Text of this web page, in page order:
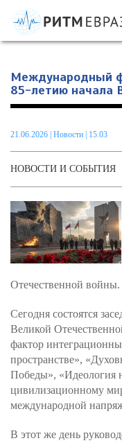
Информационно-
проблемам интеграции на
Международный
85-летию начала
21.06.2026 Новости | 15.03
НОВОСТИ И СОБЫТИЯ
Отечественной войны.
Сегодня состоятся
Великой
фактор
пространстве»,
Победы», «Идеология
цивилизационному
международной
В этот же день